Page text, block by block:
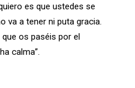
es que ustedes se
va a tener ni puta gracia.
os paséis por el
calma”.